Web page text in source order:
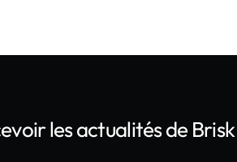
les actualités de Brisk